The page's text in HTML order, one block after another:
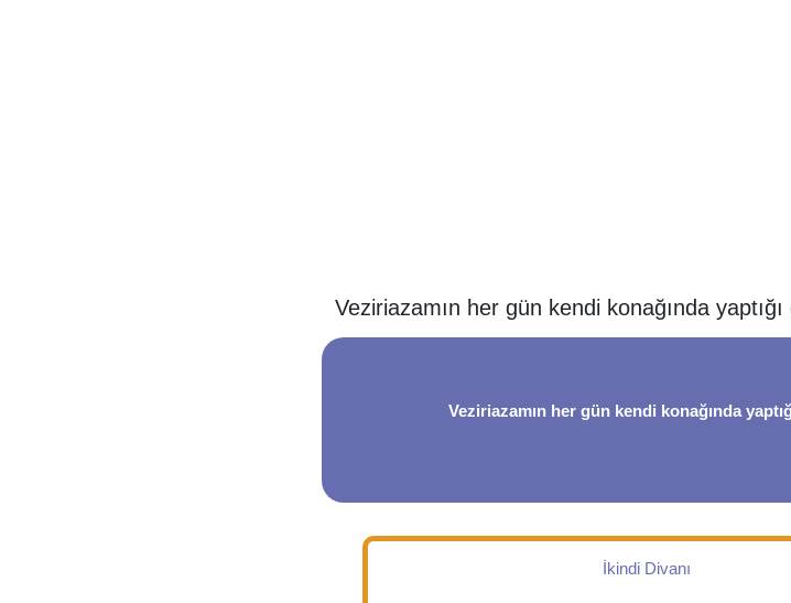
Veziriazamın her gün kendi konağında yaptığı
Veziriazamın her gün kendi konağında
İkindi Divanı